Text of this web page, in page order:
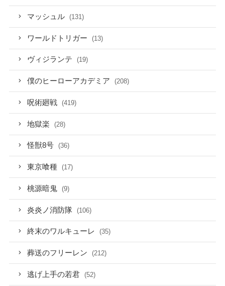
マッシュル (131)
ワールドトリガー (13)
ヴィジランテ (19)
僕のヒーローアカデミア (208)
呪術廻戦 (419)
地獄楽 (28)
怪獣8号 (36)
東京喰種 (17)
桃源暗鬼 (9)
炎炎ノ消防隊 (106)
終末のワルキューレ (35)
葬送のフリーレン (212)
逃げ上手の若君 (52)